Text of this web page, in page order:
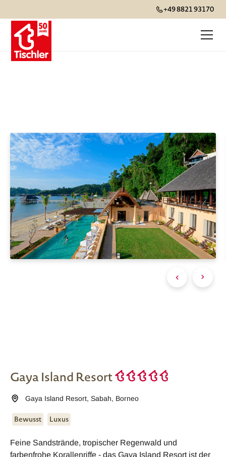
+49 8821 93170
Gaya Island Resort
Gaya Island Resort,Sabah, Borneo
Bewusst Luxus
Feine Sandstrände, tropischer Regenwald und
farbenfrohe Korallenriffe - das Gaya Island Resort ist der